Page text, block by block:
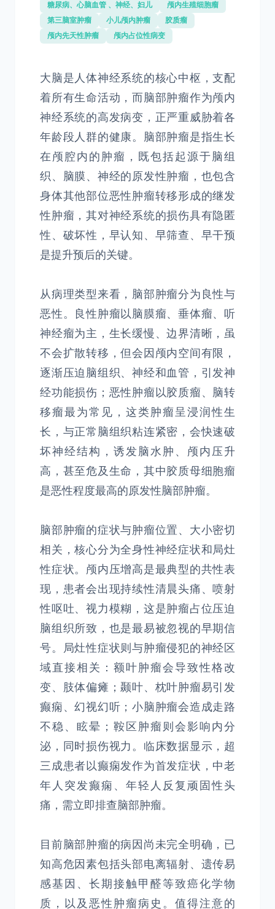
糖尿病、心脑血管 、神经、妇儿
颅内生殖细胞瘤
第三脑室肿瘤
小儿颅内肿瘤
胶质瘤
颅内先天性肿瘤
颅内占位性病变
大脑是人体神经系统的核心中枢，支配
着所有生命活动，而脑部肿瘤作为颅内
神经系统的高发病变，正严重威胁着各
年龄段人群的健康。脑部肿瘤是指生长
在颅腔内的肿瘤，既包括起源于脑组
织、脑膜、神经的原发性肿瘤，也包含
身体其他部位恶性肿瘤转移形成的继发
性肿瘤，其对神经系统的损伤具有隐匿
性、破坏性，早认知、早筛查、早干预
是提升预后的关键。
从病理类型来看，脑部肿瘤分为良性与
恶性。良性肿瘤以脑膜瘤、垂体瘤、听
神经瘤为主，生长缓慢、边界清晰，虽
不会扩散转移，但会因颅内空间有限，
逐渐压迫脑组织、神经和血管，引发神
经功能损伤；恶性肿瘤以胶质瘤、脑转
移瘤最为常见，这类肿瘤呈浸润性生
长，与正常脑组织粘连紧密，会快速破
坏神经结构，诱发脑水肿、颅内压升
高，甚至危及生命，其中胶质母细胞瘤
是恶性程度最高的原发性脑部肿瘤。
脑部肿瘤的症状与肿瘤位置、大小密切
相关，核心分为全身性神经症状和局灶
性症状。颅内压增高是最典型的共性表
现，患者会出现持续性清晨头痛、喷射
性呕吐、视力模糊，这是肿瘤占位压迫
脑组织所致，也是最易被忽视的早期信
号。局灶性症状则与肿瘤侵犯的神经区
域直接相关：额叶肿瘤会导致性格改
变、肢体偏瘫；颞叶、枕叶肿瘤易引发
癫痫、幻视幻听；小脑肿瘤会造成走路
不稳、眩晕；鞍区肿瘤则会影响内分
泌，同时损伤视力。临床数据显示，超
三成患者以癫痫发作为首发症状，中老
年人突发癫痫、年轻人反复顽固性头
痛，需立即排查脑部肿瘤。
目前脑部肿瘤的病因尚未完全明确，已
知高危因素包括头部电离辐射、遗传易
感基因、长期接触甲醛等致癌化学物
质，以及恶性肿瘤病史。值得注意的